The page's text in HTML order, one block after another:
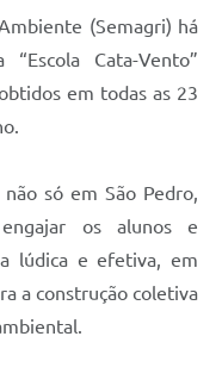
(Semagri) há
Cata-Vento”
em todas as 23
só em São Pedro,
os alunos e
lúdica e efetiva, em
a construção coletiva